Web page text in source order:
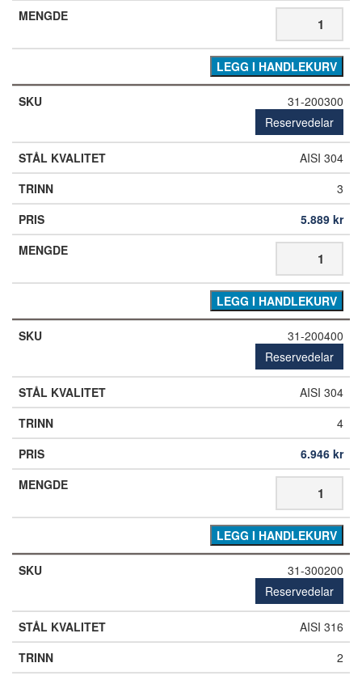
LEGG I HANDLEKURV
31-200300
Reservedelar
AISI 304
3
5.889 kr
LEGG I HANDLEKURV
31-200400
Reservedelar
AISI 304
4
6.946 kr
LEGG I HANDLEKURV
31-300200
Reservedelar
AISI 316
2